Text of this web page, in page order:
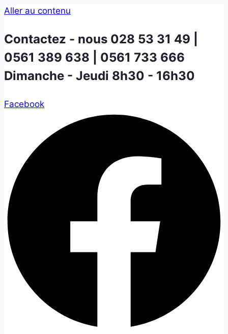
Aller au contenu
Contactez - nous 028 53 31 49 |
0561 389 638 | 0561 733 666
Dimanche - Jeudi 8h30 - 16h30
Facebook